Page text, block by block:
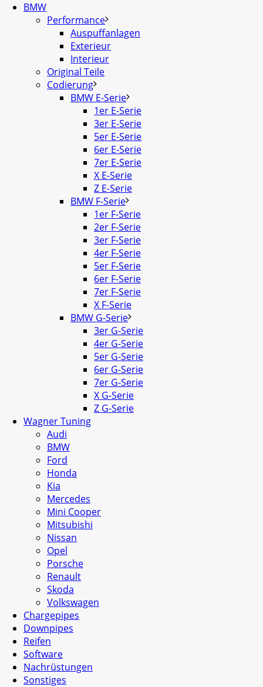
BMW
Performance
Auspuffanlagen
Exterieur
Interieur
Original Teile
Codierung
BMW E-Serie
1er E-Serie
3er E-Serie
5er E-Serie
6er E-Serie
7er E-Serie
X E-Serie
Z E-Serie
BMW F-Serie
1er F-Serie
2er F-Serie
3er F-Serie
4er F-Serie
5er F-Serie
6er F-Serie
7er F-Serie
X F-Serie
BMW G-Serie
3er G-Serie
4er G-Serie
5er G-Serie
6er G-Serie
7er G-Serie
X G-Serie
Z G-Serie
Wagner Tuning
Audi
BMW
Ford
Honda
Kia
Mercedes
Mini Cooper
Mitsubishi
Nissan
Opel
Porsche
Renault
Skoda
Volkswagen
Chargepipes
Downpipes
Reifen
Software
Nachrüstungen
Sonstiges